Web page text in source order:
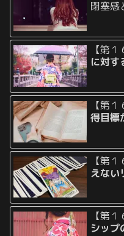
閉塞感
【第
に対す
【第１
得目標
【第１
えない
【第１
シップ